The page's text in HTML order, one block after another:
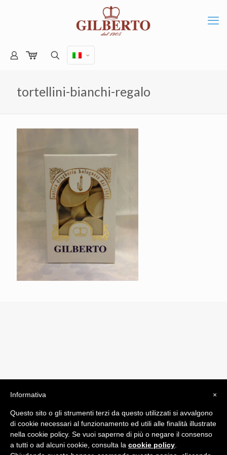
tortellini-bianchi-regalo
byComunicatori su Misura srl
Termini e Condizioni di Vendita - Terms and Conditions
ITA:
×
Informativa
Questo sito o gli strumenti terzi da questo utilizzati si avvalgono
di cookie necessari al funzionamento ed utili alle finalità illustrate
nella cookie policy. Se vuoi saperne di più o negare il consenso
a tutti o ad alcuni cookie, consulta la cookie policy